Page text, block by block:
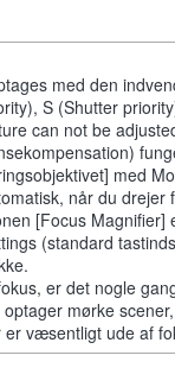
med den
S (Shutter
can not be
med
når du
[Focus Magnifier]
(standard
er det nogle
mørke
væsentligt ude af